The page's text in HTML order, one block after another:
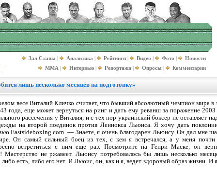
Зал Славы | Аналитика | Рейтинги | Видео | Фото |
Новости
MMA | Интервью | Репортажи | Опросы | Комментарии
лишь несколько месяцев на подготовку»
весе Виталий Кличко считает, что бывший абсолютный чемпион мира
43 года, еще может вернуться на ринг и дать ему реванш за поражение
рассечения у Виталия, и с тех пор украинский боксер не оставляет
на второй поединок против Леннокса Льюиса. Я хочу дать
Eastsideboxing.com. — Знаете, я очень благодарен Льюису. Он дал мне
Он самый сильный боец из тех, с кем я встречался, а у меня
встретиться с ним еще раз. Посмотрите на Генри Маске, он
Мастерство не ржавеет. Льюису потребовалось бы лишь несколько
есть, либо его нет. И Льюис, он, как и я, ведет здоровый образ жизни. И